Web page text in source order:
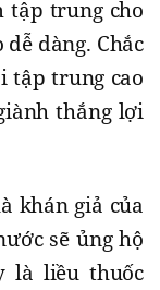
tập trung cho
dàng. Chắc
tập trung cao
thắng lợi
khán giả của
sẽ ủng hộ
là liều thuốc